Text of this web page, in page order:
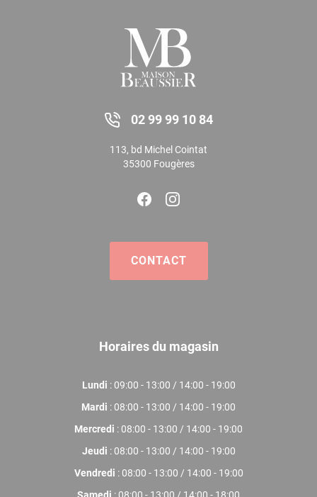
02 99 99 10 84
113, bd Michel Cointat
35300 Fougères
CONTACT
Horaires du magasin
Lundi : 09:00 - 13:00 / 14:00 - 19:00
Mardi : 08:00 - 13:00 / 14:00 - 19:00
Mercredi : 08:00 - 13:00 / 14:00 - 19:00
Jeudi : 08:00 - 13:00 / 14:00 - 19:00
Vendredi : 08:00 - 13:00 / 14:00 - 19:00